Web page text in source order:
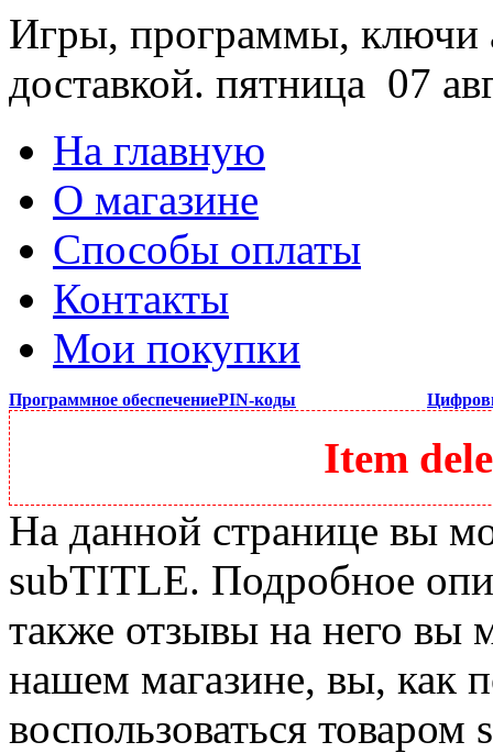
Игры, программы, ключи
доставкой. пятница 07
На главную
О магазине
Способы оплаты
Контакты
Мои покупки
Программное обеспечениеPIN-коды
Item
На данной странице вы
subTITLE. Подробное
также отзывы на него вы
нашем магазине, вы, как
воспользоваться